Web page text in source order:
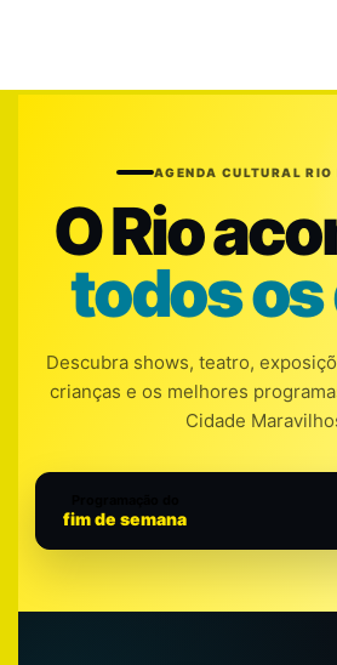
AGENDA CULTURAL RIO
O Rio
todos os
Descubra shows, teatro,
crianças e os melhores
Cidade
fim de semana